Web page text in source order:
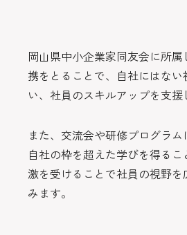
岡山県中小企業家同友会に所
携をとることで、自社にはな
い、社員のスキルアップを支援
また、交流会や研修プログラム
自社の枠を超えた学びを得る
激を受けることで社員の視野
みます。